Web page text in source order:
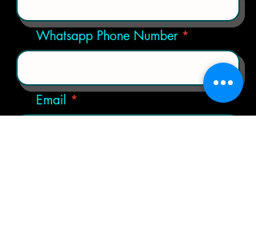
Whatsapp Phone Number
Email